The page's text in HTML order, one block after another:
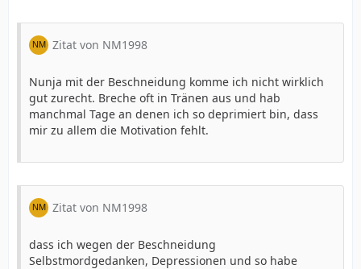
Zitat von NM1998
Nunja mit der Beschneidung komme ich nicht wirklich
gut zurecht. Breche oft in Tränen aus und hab
manchmal Tage an denen ich so deprimiert bin, dass
mir zu allem die Motivation fehlt.
Zitat von NM1998
dass ich wegen der Beschneidung
Selbstmordgedanken, Depressionen und so habe